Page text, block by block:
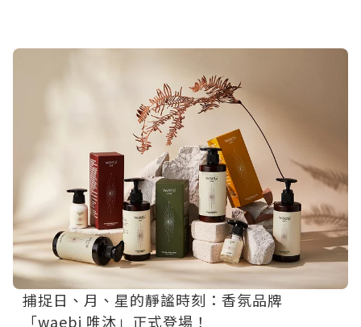
捕捉日、月、星的靜謐時刻：香氛品牌
「waebi 唯沐」正式登場！